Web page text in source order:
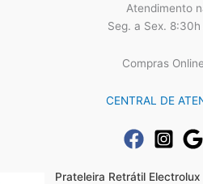
Atendimento
Seg. a Sex.
Compras
CENTRAL DE
Prateleira Retrátil